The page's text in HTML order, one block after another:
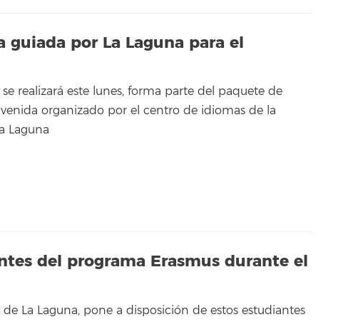
guiada por La Laguna para el
realizará este lunes, forma parte del paquete de
organizado por el centro de idiomas de la
Laguna
del programa Erasmus durante el
La Laguna, pone a disposición de estos estudiantes